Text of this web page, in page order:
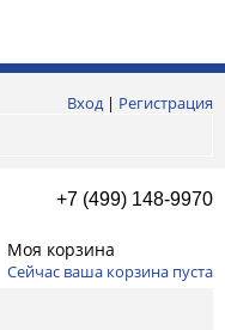
Вход| Регистрация
+7 (499) 148-9970
Моя корзина
Сейчас ваша корзина пуста